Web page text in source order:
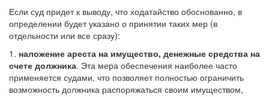
Если суд придет к выводу, что ходатайство обоснованно, в
определении будет указано о принятии таких мер (в
отдельности или все сразу):
1. наложение ареста на имущество, денежные средства на
счете должника. Эта мера обеспечения наиболее часто
применяется судами, что позволяет полностью ограничить
возможность должника распоряжаться своим имуществом,